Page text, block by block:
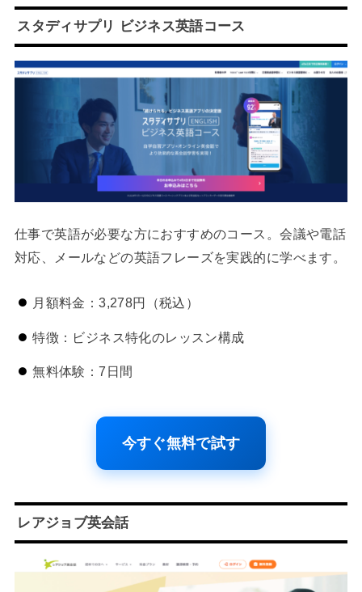
スタディサプリ ビジネス英語コース
仕事で英語が必要な方におすすめのコース。会議や電話
対応、メールなどの英語フレーズを実践的に学べます。
月額料金：3,278円（税込）
特徴：ビジネス特化のレッスン構成
無料体験：7日間
今すぐ無料で試す
レアジョブ英会話